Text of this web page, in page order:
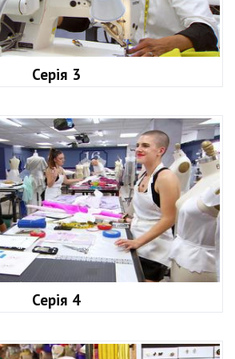
Серія 3
Серія 4